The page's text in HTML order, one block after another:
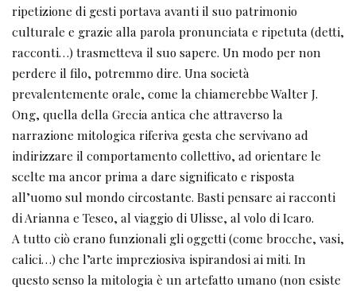
ripetizione di gesti portava avanti il suo patrimonio
culturale e grazie alla parola pronunciata e ripetuta (detti,
racconti…) trasmetteva il suo sapere. Un modo per non
perdere il filo, potremmo dire. Una società
prevalentemente orale, come la chiamerebbe Walter J.
Ong, quella della Grecia antica che attraverso la
narrazione mitologica riferiva gesta che servivano ad
indirizzare il comportamento collettivo, ad orientare le
scelte ma ancor prima a dare significato e risposta
all’uomo sul mondo circostante. Basti pensare ai racconti
di Arianna e Teseo, al viaggio di Ulisse, al volo di Icaro.
A tutto ciò erano funzionali gli oggetti (come brocche, vasi,
calici…) che l’arte impreziosiva ispirandosi ai miti. In
questo senso la mitologia è un artefatto umano (non esiste